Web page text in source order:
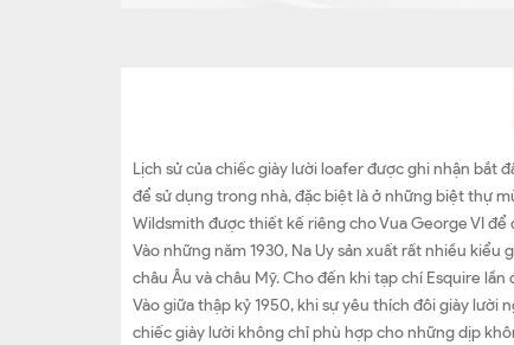
Lịch sử của chiếc giày lười loafer được ghi nhận bắt
để sử dụng trong nhà, đặc biệt là ở những biệt thự
Wildsmith được thiết kế riêng cho Vua George VI
Vào những năm 1930, Na Uy sản xuất rất nhiều
châu Âu và châu Mỹ. Cho đến khi tạp chí Esquire
Vào giữa thập kỷ 1950, khi sự yêu thích đôi giày lười
chiếc giày lười không chỉ phù hợp cho những dịp